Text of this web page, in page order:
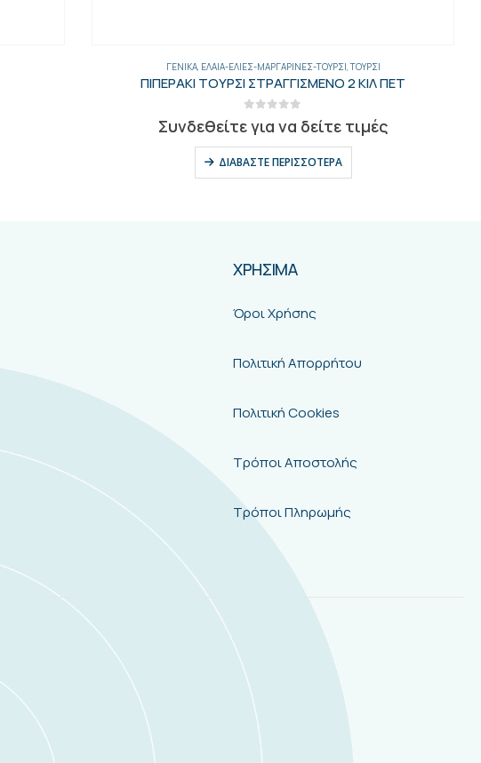
ΓΕΝΙΚΑ, ΈΛΑΙΑ-ΕΛΙΈΣ-ΜΑΡΓΑΡΊΝΕΣ-ΤΟΥΡΣΊ,ΤΟΥΡΣΊ
ΠΙΠΕΡΑΚΙ ΤΟΥΡΣΙ ΣΤΡΑΓΓΙΣΜΕΝΟ 2 ΚΙΛ ΠΕΤ
Συνδεθείτε για να δείτε τιμές
ΔΙΑΒΆΣΤΕ ΠΕΡΙΣΣΌΤΕΡΑ
ΧΡΗΣΙΜΑ
Όροι Χρήσης
Πολιτική Απορρήτου
Πολιτική Cookies
Τρόποι Αποστολής
Τρόποι Πληρωμής